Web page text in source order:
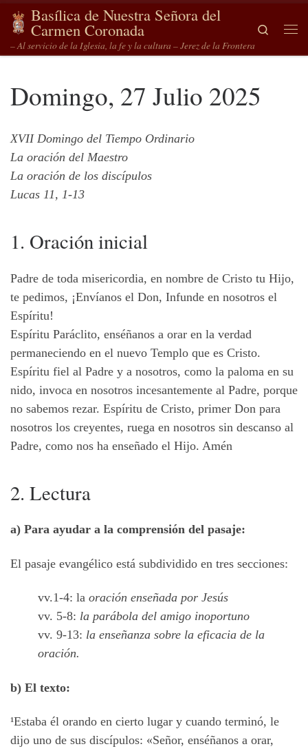
Saltar al contenido
Basílica de Nuestra Señora del
Carmen Coronada
– Al servicio de la Iglesia, la fe y la cultura – Jerez de la Frontera
Search
Domingo, 27 Julio 2025
XVII Domingo del Tiempo Ordinario
La oración del Maestro
La oración de los discípulos
Lucas 11, 1-13
1. Oración inicial
Padre de toda misericordia, en nombre de Cristo tu Hijo,
te pedimos, ¡Envíanos el Don, Infunde en nosotros el
Espíritu!
Espíritu Paráclito, enséñanos a orar en la verdad
permaneciendo en el nuevo Templo que es Cristo.
Espíritu fiel al Padre y a nosotros, como la paloma en su
nido, invoca en nosotros incesantemente al Padre, porque
no sabemos rezar. Espíritu de Cristo, primer Don para
nosotros los creyentes, ruega en nosotros sin descanso al
Padre, como nos ha enseñado el Hijo. Amén
2. Lectura
a) Para ayudar a la comprensión del pasaje:
El pasaje evangélico está subdividido en tres secciones:
vv.1-4: la oración enseñada por Jesús
vv. 5-8: la parábola del amigo inoportuno
vv. 9-13: la enseñanza sobre la eficacia de la
oración.
b) El texto:
¹Estaba él orando en cierto lugar y cuando terminó, le
dijo uno de sus discípulos: «Señor, enséñanos a orar,